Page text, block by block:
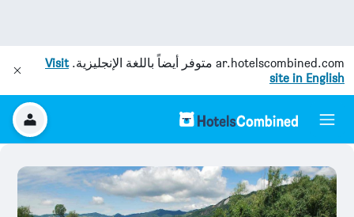
ar.hotelscombined.com متوفر أيضاً باللغة الإنجليزية.Visit
site in English